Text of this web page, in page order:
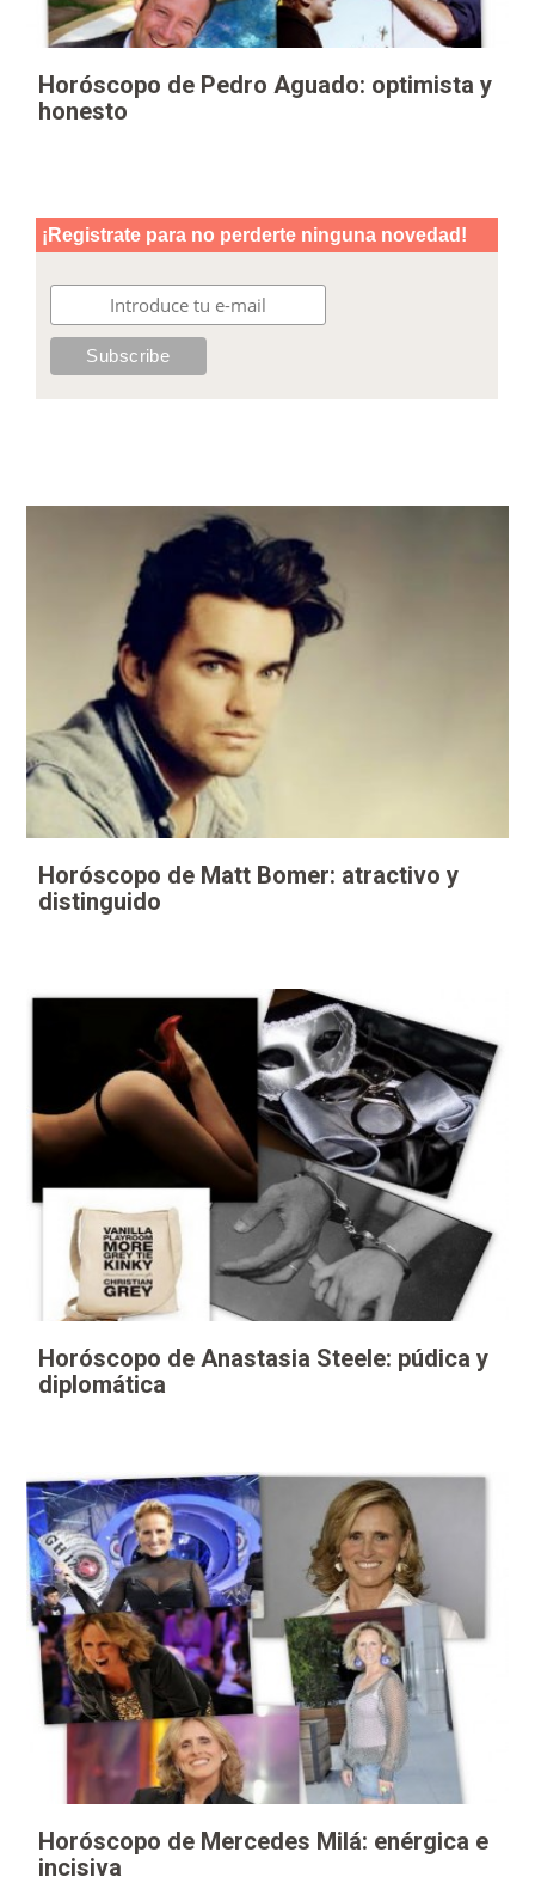
Horóscopo de Pedro Aguado: optimista y
honesto
Horóscopo de Matt Bomer: atractivo y
distinguido
Horóscopo de Anastasia Steele: púdica y
diplomática
Horóscopo de Mercedes Milá: enérgica e
incisiva